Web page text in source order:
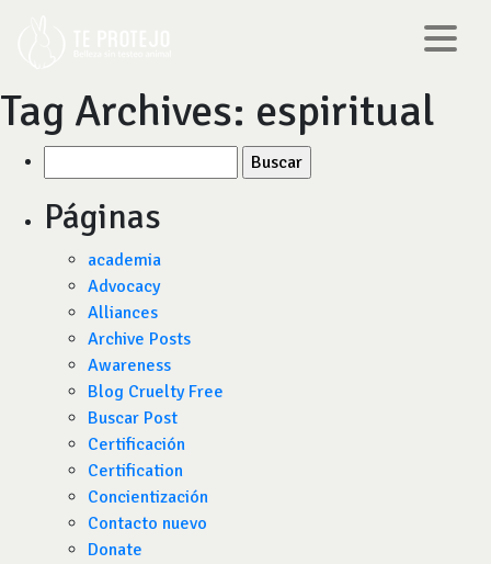
Tag Archives: espiritual
por:
Páginas
academia
Advocacy
Alliances
Archive Posts
Awareness
Blog Cruelty Free
Buscar Post
Certificación
Certification
Concientización
Contacto nuevo
Donate